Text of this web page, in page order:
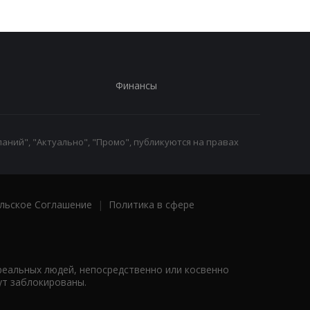
Финансы
"Актуально", "Промо", публикуются на правах
Соглашение |
Политика в сфере
людей, непосредственно или косвенно
заблокированы.